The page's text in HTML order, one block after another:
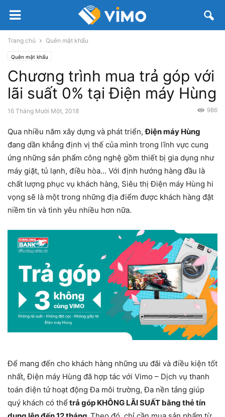
Trang chủ Quên mật khẩu
Quên mật khẩu
Chương trình mua trả góp với
lãi suất 0% tại Điện máy Hùng
16 Tháng Mười Một, 2018 986
Qua nhiều năm xây dựng và phát triển,Điện máy Hùng
đang dần khẳng định vị thế của mình trong lĩnh vực cung
ứng những sản phẩm công nghệ gồm thiết bị gia dụng như
máy giặt, tủ lạnh, điều hòa… Với định hướng hàng đầu là
chất lượng phục vụ khách hàng, Siêu thị Điện máy Hùng hi
vọng sẽ là một trong những địa điểm được khách hàng đặt
niềm tin và tình yêu nhiều hơn nữa.
Để mang đến cho khách hàng những ưu đãi và điều kiện tốt
nhất, Điện máy Hùng đã hợp tác với Vimo – Dịch vụ thanh
toán điện tử hoạt động Đa môi trường, Đa nền tảng giúp
quý khách có thểtrả góp KHÔNG LÃI SUẤT bằng thẻ tín